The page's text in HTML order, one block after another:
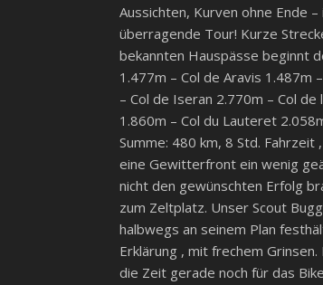
Aussichten, Kurven ohne Ende
überragende Tour! Kurze
bekannten Hauspässe beginnt
1.477m – Col de Aravis 1.487m
– Col de Iseran 2.770m – Col
1.860m – Col du Lauteret
Summe: 480 km, 8 Std.
eine Gewitterfront ein wenig
nicht den gewünschten Erfolg
zum Zeltplatz. Unser Scout
halbwegs an seinem Plan
Erklärung , mit frechem
die Zeit gerade noch für das